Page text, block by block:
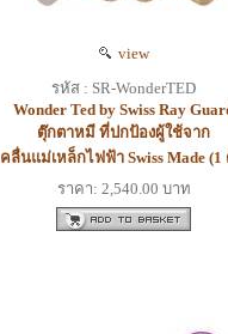
view
รหัส : SR-WonderTED
Wonder Ted by Swiss Ray
ตุ๊กตาหมี ที่ปกป้องผู้ใช้จาก
คลื่นแม่เหล็กไฟฟ้า Swiss Made (1
ราคา: 2,540.00 บาท